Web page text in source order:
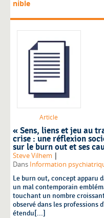
nible
Article
« Sens, liens et jeu au
crise : une réflexion
sur le burn out et ses
Steve Vilhem |
Dans Information
Le burn out, concept apparu
un mal contemporain
touchant un nombre
observé dans les professions
étendu[...]